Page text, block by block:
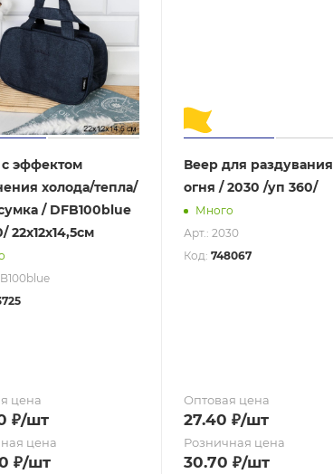
эффектом
холода/тепла/
/ DFB100blue
22x12x14,5см
цена
₽/шт
цена
₽/шт
Веер для раздувания
огня / 2030 /уп 360/
Много
Арт.: 2030
Код: 748067
Оптовая цена
27.40 ₽/шт
Розничная цена
30.70 ₽/шт